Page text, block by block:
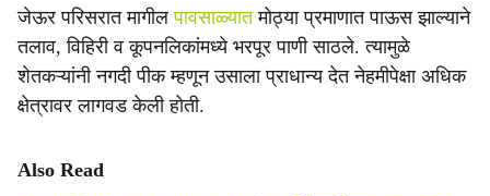
जेऊर परिसरात मागीलपावसाळ्यातमोठ्या प्रमाणात पाऊस झाल्याने
तलाव, विहिरी व कूपनलिकांमध्ये भरपूर पाणी साठले. त्यामुळे
शेतकऱ्यांनी नगदी पीक म्हणून उसाला प्राधान्य देत नेहमीपेक्षा अधिक
क्षेत्रावर लागवड केली होती.
Also Read